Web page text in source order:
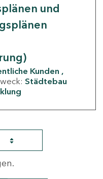
und
Kunden
Städtebau